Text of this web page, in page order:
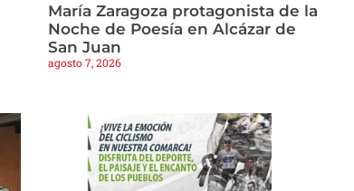
María Zaragoza protagonista de la
Noche de Poesía en Alcázar de
San Juan
agosto 7, 2026